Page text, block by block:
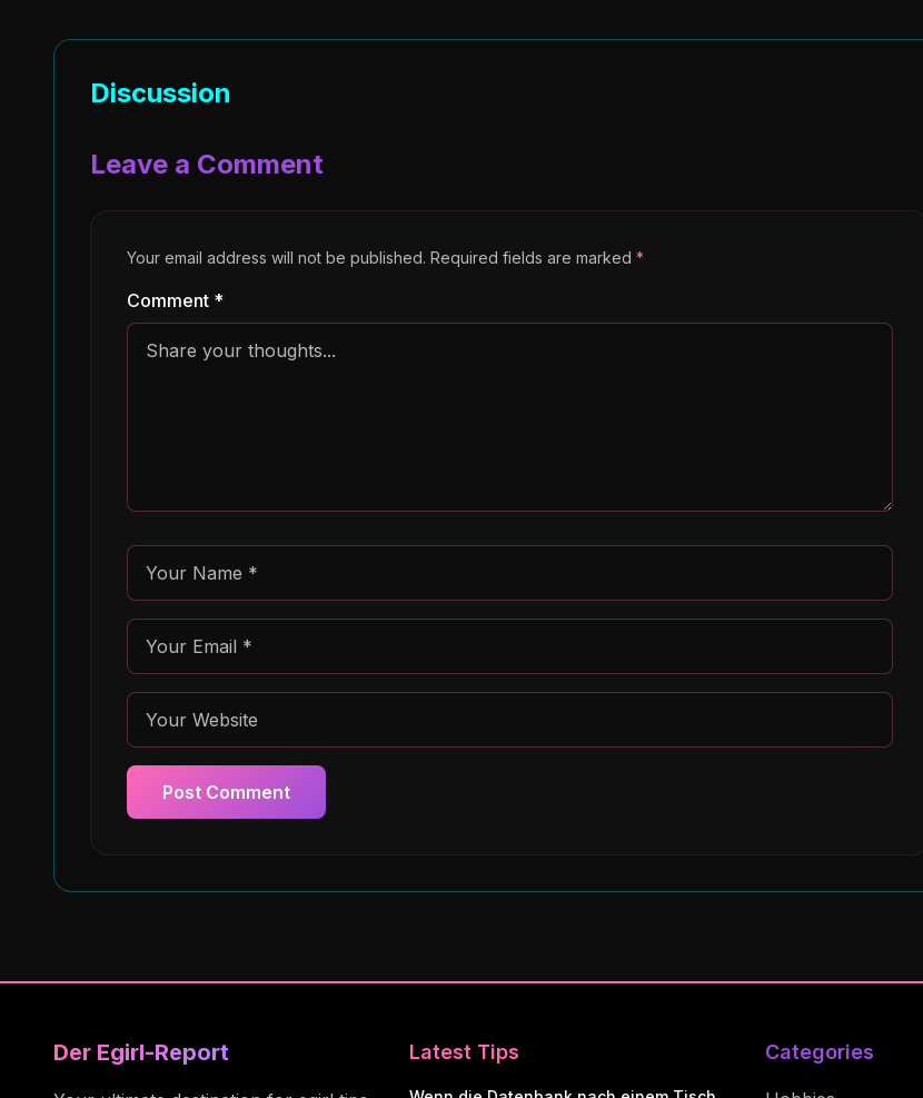
Discussion
Leave a Comment
Your email address will not be published. Required fields are marked *
Comment *
Post Comment
Der Egirl-Report Latest Tips Categories